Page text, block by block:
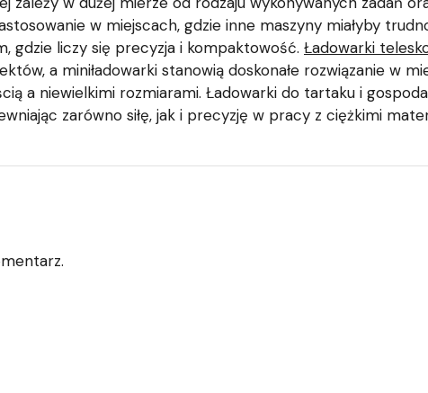
w miejscach, gdzie inne maszyny miałyby
gdzie liczy się precyzja i kompaktowość. Ładowarki
a miniładowarki stanowią doskonałe rozwiązanie w
a niewielkimi rozmiarami. Ładowarki do tartaku i
zarówno siłę, jak i precyzję w pracy z ciężkimi